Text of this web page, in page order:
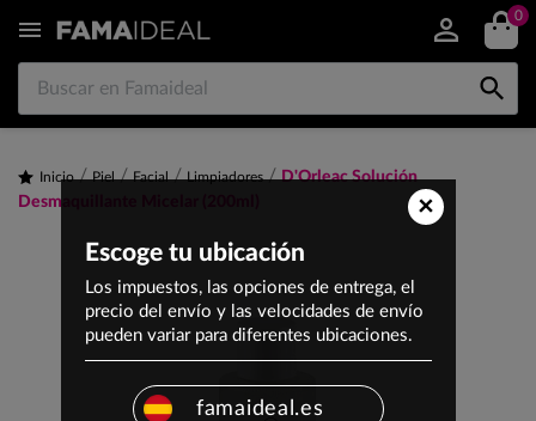
 0

Inicio Piel Facial Limpiadores
D'Orleac Solución
Desmaquillante Micelar (200ml)
×
Escoge tu ubicación
Los impuestos, las opciones de entrega, el
precio del envío y las velocidades de envío
pueden variar para diferentes ubicaciones.
famaideal.es